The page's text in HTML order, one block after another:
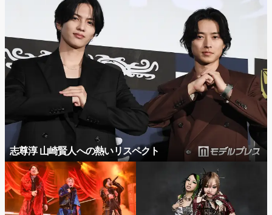
志尊淳 山崎賢人への熱いリスペクト